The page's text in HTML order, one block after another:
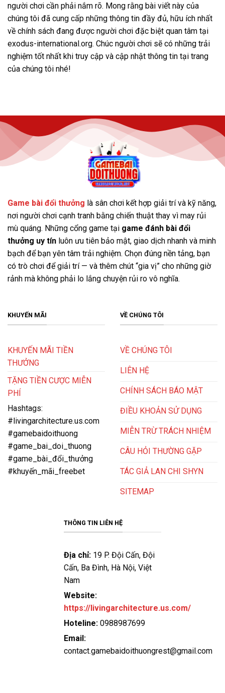
người chơi cần phải nắm rõ. Mong rằng bài viết này của
chúng tôi đã cung cấp những thông tin đầy đủ, hữu ích nhất
về chính sách đang được người chơi đặc biệt quan tâm tại
exodus-international.org. Chúc người chơi sẽ có những trải
nghiệm tốt nhất khi truy cập và cập nhật thông tin tại trang
của chúng tôi nhé!
Game bài đổi thưởng là sân chơi kết hợp giải trí và kỹ năng,
nơi người chơi cạnh tranh bằng chiến thuật thay vì may rủi
mù quáng. Những cổng game tại game đánh bài đổi
thưởng uy tín luôn ưu tiên bảo mật, giao dịch nhanh và minh
bạch để bạn yên tâm trải nghiệm. Chọn đúng nền tảng, bạn
có trò chơi để giải trí — và thêm chút “gia vị” cho những giờ
rảnh mà không phải lo lắng chuyện rủi ro vô nghĩa.
KHUYẾN MÃI
KHUYẾN MÃI TIỀN
THƯỞNG
TẶNG TIỀN CƯỢC MIỄN
PHÍ
Hashtags:
#livingarchitecture.us.com
#gamebaidoithuong
#game_bai_doi_thuong
#game_bài_đổi_thưởng
#khuyến_mãi_freebet
VỀ CHÚNG TÔI
VỀ CHÚNG TÔI
LIÊN HỆ
CHÍNH SÁCH BÁO MẬT
ĐIỀU KHOẢN SỬ DỤNG
MIỄN TRỪ TRÁCH NHIỆM
CÂU HỎI THƯỜNG GẶP
TÁC GIẢ LAN CHI SHYN
SITEMAP
THÔNG TIN LIÊN HỆ
Địa chỉ: 19 P. Đội Cấn, Đội
Cấn, Ba Đình, Hà Nội, Việt
Nam
Website:
https://livingarchitecture.us.com/
Hoteline: 0988987699
Email:
contact.gamebaidoithuongrest@gmail.com